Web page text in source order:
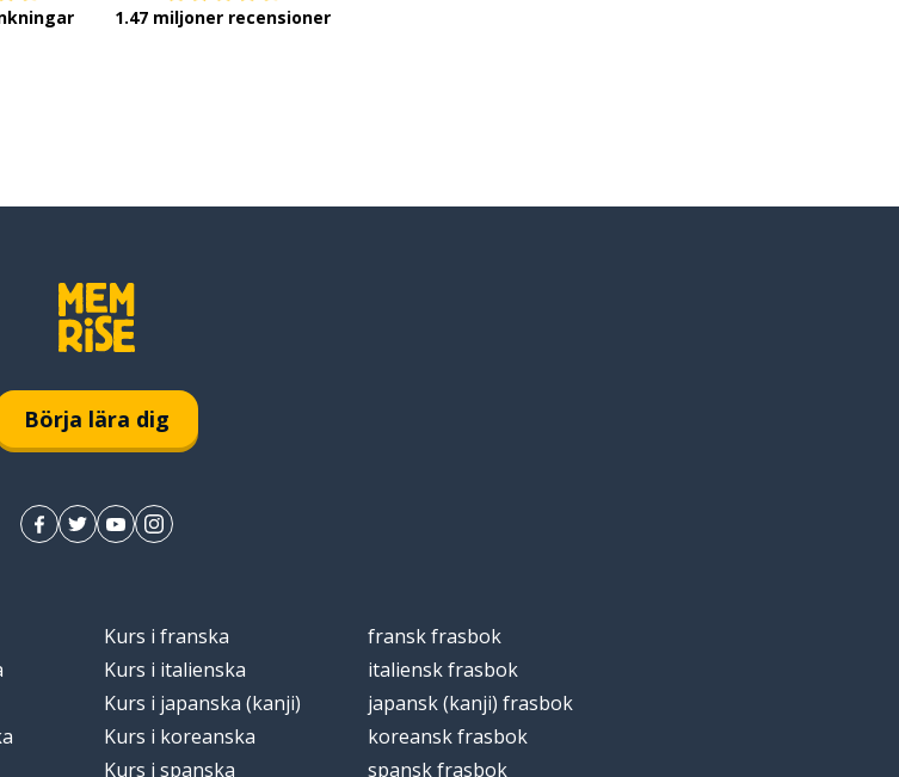
1.47 miljoner recensioner
Börja lära dig
Kurs i franska
Kurs i italienska
Kurs i japanska (kanji)
Kurs i koreanska
Kurs i spanska
fransk frasbok
italiensk frasbok
japansk (kanji) frasbok
koreansk frasbok
spansk frasbok